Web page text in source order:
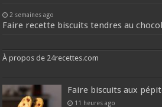
2 semaines ago
Faire recette biscuits tendres au
À propos de 24recettes.com
Faire biscuits aux
11 heures ago